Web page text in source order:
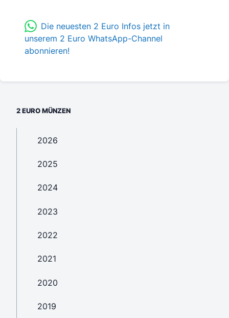
Die neuesten 2 Euro Infos jetzt in
unserem 2 Euro WhatsApp-Channel
abonnieren!
2 EURO MÜNZEN
2026
2025
2024
2023
2022
2021
2020
2019